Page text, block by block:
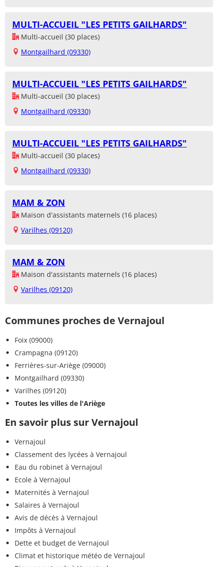
MULTI-ACCUEIL "LES PETITS GAILHARDS"
Multi-accueil (30 places)
Montgailhard (09330)
MULTI-ACCUEIL "LES PETITS GAILHARDS"
Multi-accueil (30 places)
Montgailhard (09330)
MULTI-ACCUEIL "LES PETITS GAILHARDS"
Multi-accueil (30 places)
Montgailhard (09330)
MAM & ZON
Maison d'assistants maternels (16 places)
Varilhes (09120)
MAM & ZON
Maison d'assistants maternels (16 places)
Varilhes (09120)
Communes proches de Vernajoul
Foix (09000)
Crampagna (09120)
Ferrières-sur-Ariège (09000)
Montgailhard (09330)
Varilhes (09120)
Toutes les villes de l'Ariège
En savoir plus sur Vernajoul
Vernajoul
Classement des lycées à Vernajoul
Eau du robinet à Vernajoul
Ecole à Vernajoul
Maternités à Vernajoul
Salaires à Vernajoul
Avis de décès à Vernajoul
Impôts à Vernajoul
Dette et budget de Vernajoul
Climat et historique météo de Vernajoul